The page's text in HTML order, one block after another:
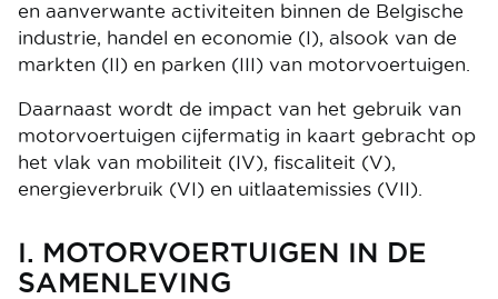
en aanverwante activiteiten binnen de Belgische
industrie, handel en economie (I), alsook van de
markten (II) en parken (III) van motorvoertuigen.
Daarnaast wordt de impact van het gebruik van
motorvoertuigen cijfermatig in kaart gebracht op
het vlak van mobiliteit (IV), fiscaliteit (V),
energieverbruik (VI) en uitlaatemissies (VII).
I. MOTORVOERTUIGEN IN DE
SAMENLEVING